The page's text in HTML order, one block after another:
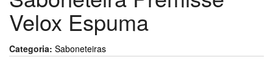
Velox Espuma
Categoria: Saboneteiras